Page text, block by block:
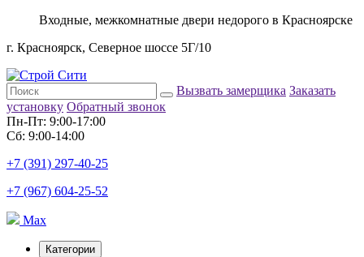
Входные, межкомнатные двери недорого в Красноярске
г. Красноярск, Северное шоссе 5Г/10
Вызвать замерщика Заказать
установку Обратный звонок
Пн-Пт: 9:00-17:00
Сб: 9:00-14:00
+7 (391) 297-40-25
+7 (967) 604-25-52
Max
Категории